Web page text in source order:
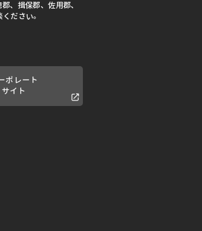
、揖保郡、佐用郡、
ださい。
ポレート
サイト